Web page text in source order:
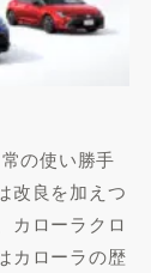
の使い勝手
改良を加えつ
カローラクロ
カローラの歴